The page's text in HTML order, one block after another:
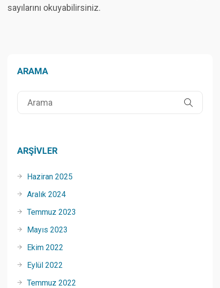
sayılarını okuyabilirsiniz.
ARAMA
ARŞIVLER
Haziran 2025
Aralık 2024
Temmuz 2023
Mayıs 2023
Ekim 2022
Eylül 2022
Temmuz 2022